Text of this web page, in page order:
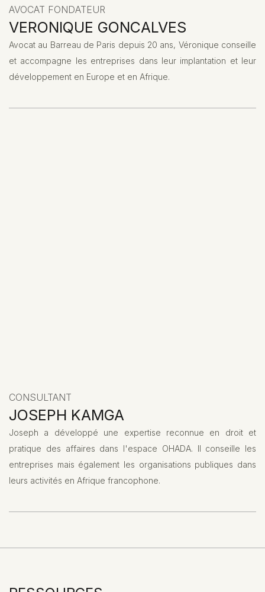
AVOCAT FONDATEUR
VERONIQUE GONCALVES
Avocat au Barreau de Paris depuis 20 ans, Véronique conseille
et accompagne les entreprises dans leur implantation et leur
développement en Europe et en Afrique.
CONSULTANT
JOSEPH KAMGA
Joseph a développé une expertise reconnue en droit et
pratique des affaires dans l'espace OHADA. Il conseille les
entreprises mais également les organisations publiques dans
leurs activités en Afrique francophone.